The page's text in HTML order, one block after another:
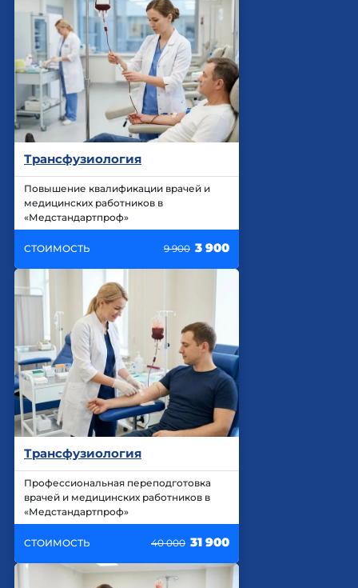
Трансфузиология
Повышение квалификации врачей и
медицинских работников в
«Медстандартпроф»
СТОИМОСТЬ 9 900 3 900
Трансфузиология
Профессиональная переподготовка
врачей и медицинских работников в
«Медстандартпроф»
СТОИМОСТЬ 40 000 31 900